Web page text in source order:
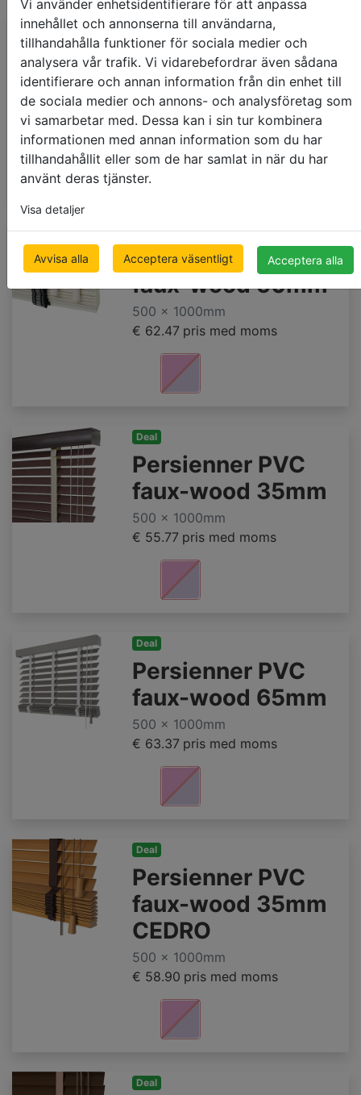
Vi använder enhetsidentifierare för att anpassa
innehållet och annonserna till användarna,
tillhandahålla funktioner för sociala medier och
analysera vår trafik. Vi vidarebefordrar även sådana
identifierare och annan information från din enhet till
de sociala medier och annons- och analysföretag som
vi samarbetar med. Dessa kan i sin tur kombinera
informationen med annan information som du har
tillhandahållit eller som de har samlat in när du har
använt deras tjänster.
Visa detaljer
Avvisa alla Acceptera väsentligt Acceptera alla
Budget
Alu persienner
16mm
500 x 1000mm
€ 47.29 pris med moms
Persienner PVC
faux-wood 50mm
500 x 1000mm
€ 62.47 pris med moms
Deal
Persienner PVC
faux-wood 35mm
500 x 1000mm
€ 55.77 pris med moms
Deal
Persienner PVC
faux-wood 65mm
500 x 1000mm
€ 63.37 pris med moms
Deal
Persienner PVC
faux-wood 35mm
CEDRO
500 x 1000mm
€ 58.90 pris med moms
Deal